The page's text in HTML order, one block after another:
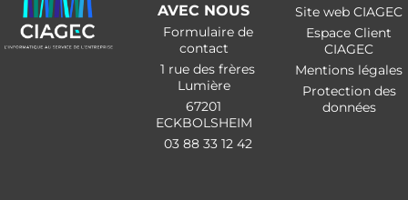
AVEC NOUS
Formulaire de
contact
1 rue des frères
Lumière
67201
ECKBOLSHEIM
03 88 33 12 42
Site web CIAGEC
Espace Client
CIAGEC
Mentions légales
Protection des
données